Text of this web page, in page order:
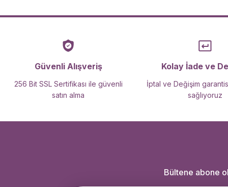
Güvenli Alışveriş
256 Bit SSL Sertifikası ile güvenli
satın alma
Kolay İade ve
İptal ve Değişim
sağlıyoruz
Bültene abone